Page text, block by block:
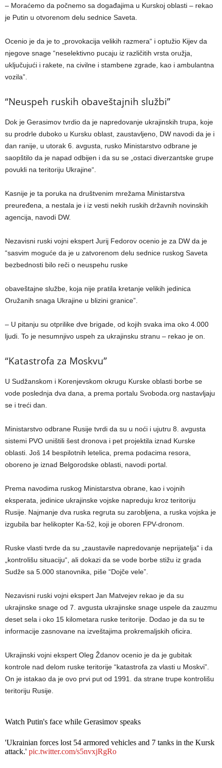
– Moraćemo da počnemo sa događajima u Kurskoj oblasti – rekao
je Putin u otvorenom delu sednice Saveta.
Ocenio je da je to „provokacija velikih razmera“ i optužio Kijev da
njegove snage “neselektivno pucaju iz različitih vrsta oružja,
uključujući i rakete, na civilne i stambene zgrade, kao i ambulantna
vozila”.
“Neuspeh ruskih obaveštajnih službi”
Dok je Gerasimov tvrdio da je napredovanje ukrajinskih trupa, koje
su prodrle duboko u Kursku oblast, zaustavljeno, DW navodi da je i
dan ranije, u utorak 6. avgusta, rusko Ministarstvo odbrane je
saopštilo da je napad odbijen i da su se „ostaci diverzantske grupe
povukli na teritoriju Ukrajine“.
Kasnije je ta poruka na društvenim mrežama Ministarstva
preuređena, a nestala je i iz vesti nekih ruskih državnih novinskih
agencija, navodi DW.
Nezavisni ruski vojni ekspert Jurij Fedorov ocenio je za DW da je
“sasvim moguće da je u zatvorenom delu sednice ruskog Saveta
bezbednosti bilo reči o neuspehu ruske
obaveštajne službe, koja nije pratila kretanje velikih jedinica
Oružanih snaga Ukrajine u blizini granice”.
– U pitanju su otprilike dve brigade, od kojih svaka ima oko 4.000
ljudi. To je nesumnjivo uspeh za ukrajinsku stranu – rekao je on.
“Katastrofa za Moskvu”
U Sudžanskom i Korenjevskom okrugu Kurske oblasti borbe se
vode poslednja dva dana, a prema portalu Svoboda.org nastavljaju
se i treći dan.
Ministarstvo odbrane Rusije tvrdi da su u noći i ujutru 8. avgusta
sistemi PVO uništili šest dronova i pet projektila iznad Kurske
oblasti. Još 14 bespilotnih letelica, prema podacima resora,
oboreno je iznad Belgorodske oblasti, navodi portal.
Prema navodima ruskog Ministarstva obrane, kao i vojnih
eksperata, jedinice ukrajinske vojske napreduju kroz teritoriju
Rusije. Najmanje dva ruska regruta su zarobljena, a ruska vojska je
izgubila bar helikopter Ka-52, koji je oboren FPV-dronom.
Ruske vlasti tvrde da su „zaustavile napredovanje neprijatelja“ i da
„kontrolišu situaciju“, ali dokazi da se vode borbe stižu iz grada
Sudže sa 5.000 stanovnika, piše “Dojče vele”.
Nezavisni ruski vojni ekspert Jan Matvejev rekao je da su
ukrajinske snage od 7. avgusta ukrajinske snage uspele da zauzmu
deset sela i oko 15 kilometara ruske teritorije. Dodao je da su te
informacije zasnovane na izveštajima prokremaljskih oficira.
Ukrajinski vojni ekspert Oleg Ždanov ocenio je da je gubitak
kontrole nad delom ruske teritorije “katastrofa za vlasti u Moskvi”.
On je istakao da je ovo prvi put od 1991. da strane trupe kontrolišu
teritoriju Rusije.
Watch Putin's face while Gerasimov speaks
'Ukrainian forces lost 54 armored vehicles and 7 tanks in the Kursk
attack.' pic.twitter.com/s5nvxjRgRo